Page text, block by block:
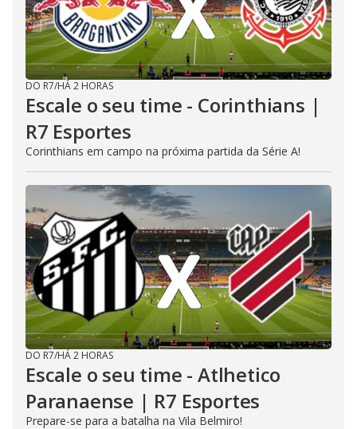
DO R7/HÁ 2 HORAS
Escale o seu time - Corinthians |
R7 Esportes
Corinthians em campo na próxima partida da Série A!
DO R7/HÁ 2 HORAS
Escale o seu time - Atlhetico
Paranaense | R7 Esportes
Prepare-se para a batalha na Vila Belmiro!